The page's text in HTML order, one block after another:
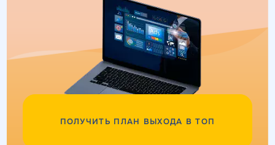
ПОЛУЧИТЬ ПЛАН ВЫХОДА В ТОП